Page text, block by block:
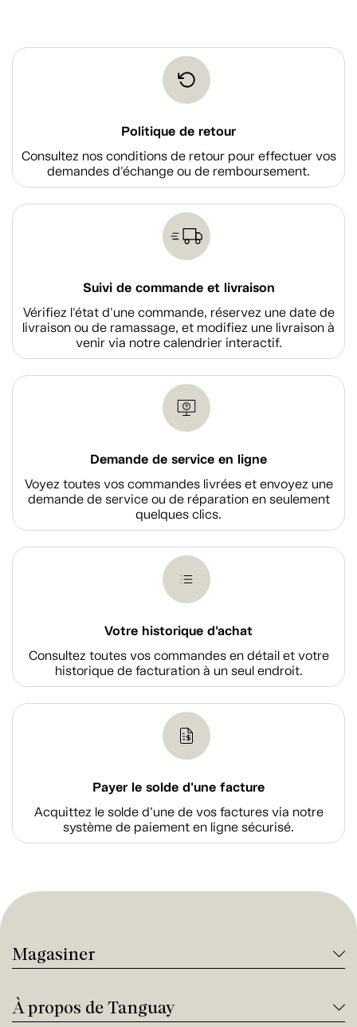
Politique de retour
Consultez nos conditions de retour pour effectuer vos
demandes d'échange ou de remboursement.
Suivi de commande et livraison
Vérifiez l'état d'une commande, réservez une date de
livraison ou de ramassage, et modifiez une livraison à
venir via notre calendrier interactif.
Demande de service en ligne
Voyez toutes vos commandes livrées et envoyez une
demande de service ou de réparation en seulement
quelques clics.
Votre historique d'achat
Consultez toutes vos commandes en détail et votre
historique de facturation à un seul endroit.
Payer le solde d'une facture
Acquittez le solde d’une de vos factures via notre
système de paiement en ligne sécurisé.
Magasiner
À propos de Tanguay